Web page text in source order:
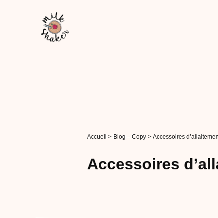
Accueil Blog – Copy Accessoires
Accessoires